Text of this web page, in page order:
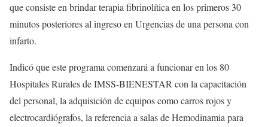
que consiste en brindar terapia fibrinolítica en los primeros 30
minutos posteriores al ingreso en Urgencias de una persona con
infarto.
Indicó que este programa comenzará a funcionar en los 80
Hospitales Rurales de IMSS-BIENESTAR con la capacitación
del personal, la adquisición de equipos como carros rojos y
electrocardiógrafos, la referencia a salas de Hemodinamia para